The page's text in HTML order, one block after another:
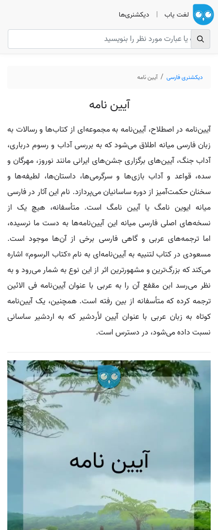
لغت یاب | دیکشنری‌ها
دیکشنری فارسی آیین نامه
آیین نامه
آیین‌نامه در اصطلاح، آیین‌نامه به مجموعه‌ای از کتاب‌ها و رسالات به
زبان فارسی میانه اطلاق می‌شود که به بررسی آداب و رسوم درباری،
آداب جنگ، آیین‌های برگزاری جشن‌های ایرانی مانند نوروز، مهرگان و
سده، قواعد و آداب بازی‌ها و سرگرمی‌ها، داستان‌ها، لطیفه‌ها و
سخنان حکمت‌آمیز از دوره ساسانیان می‌پردازد. نام این آثار در فارسی
میانه ایوین نامگ یا آیین نامگ است. متأسفانه، هیچ یک از
نسخه‌های اصلی فارسی میانه این آیین‌نامه‌ها به دست ما نرسیده،
اما ترجمه‌های عربی و گاهی فارسی برخی از آن‌ها موجود است.
مسعودی در کتاب لتنبیه به آیین‌نامه‌ای به نام «کتاب الرسوم» اشاره
می‌کند که بزرگ‌ترین و مشهورترین اثر از این نوع به شمار می‌رود و به
نظر می‌رسد ابن مقفع آن را به عربی با عنوان آیین‌نامه فی الائین
ترجمه کرده که متأسفانه از بین رفته است. همچنین، یک آیین‌نامه
کوتاه به زبان عربی با عنوان آیین لأردشیر که به اردشیر ساسانی
نسبت داده می‌شود، در دسترس است.